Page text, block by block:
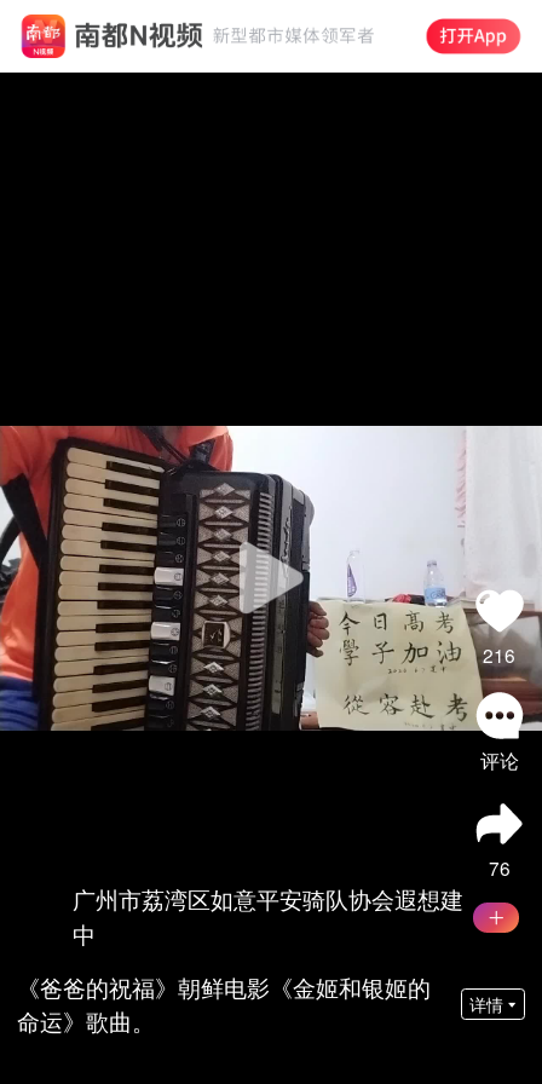
216
评论
76
广州市荔湾区如意平安骑队协会遐想建
中
《爸爸的祝福》朝鲜电影《金姬和银姬的
命运》歌曲。
详情